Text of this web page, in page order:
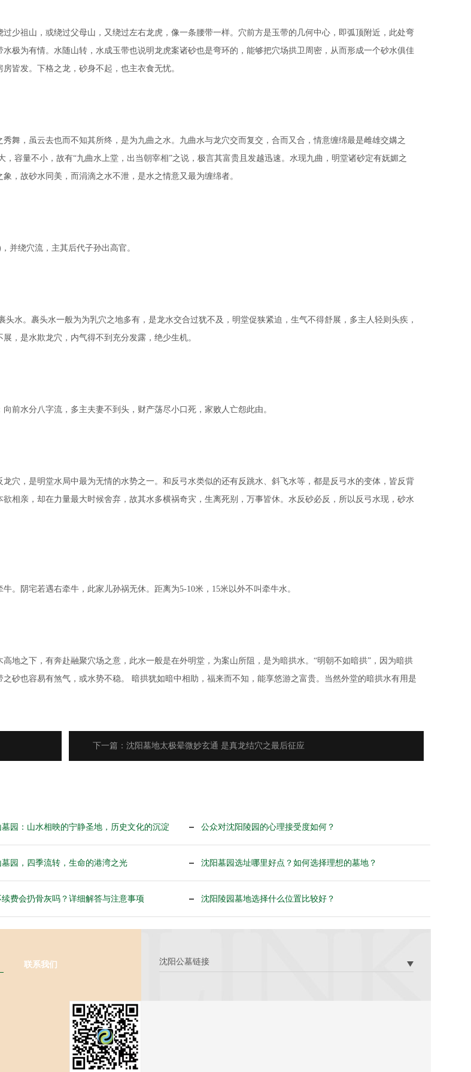
祖山，或绕过父母山，又绕过左右龙虎，像一条腰带一样。穴前方是玉带的几何中心，即弧顶附近，此处弯
极为有情。水随山转，水成玉带也说明龙虎案诸砂也是弯环的，能够把穴场拱卫周密，从而形成一个砂水俱佳
皆发。下格之龙，砂身不起，也主衣食无忧。
，虽云去也而不知其所终，是为九曲之水。九曲水与龙穴交而复交，合而又合，情意缠绵最是雌雄交媾之
容量不小，故有“九曲水上堂，出当朝宰相”之说，极言其富贵且发越迅速。水现九曲，明堂诸砂定有妩媚之
，故砂水同美，而涓滴之水不泄，是水之情意又最为缠绵者。
绕穴流，主其后代子孙出高官。
。裹头水一般为为乳穴之地多有，是龙水交合过犹不及，明堂促狭紧迫，生气不得舒展，多主人轻则头疾，
，是水欺龙穴，内气得不到充分发露，绝少生机。
水分八字流，多主夫妻不到头，财产荡尽小口死，家败人亡怨此由。
，是明堂水局中最为无情的水势之一。和反弓水类似的还有反跳水、斜飞水等，都是反弓水的变体，皆反背
相亲，却在力量最大时候舍弃，故其水多横祸奇灾，生离死别，万事皆休。水反砂必反，所以反弓水现，砂水
阴宅若遇右牵牛，此家儿孙祸无休。距离为5-10米，15米以外不叫牵牛水。
之下，有奔赴融聚穴场之意，此水一般是在外明堂，为案山所阻，是为暗拱水。“明朝不如暗拱”，因为暗拱
砂也容易有煞气，或水势不稳。 暗拱犹如暗中相助，福来而不知，能享悠游之富贵。当然外堂的暗拱水有用是
下一篇：沈阳墓地太极晕微妙玄通 是真龙结穴之最后征应
园：山水相映的宁静圣地，历史文化的沉淀 公众对沈阳陵园的心理接受度如何？
园，四季流转，生命的港湾之光 沈阳墓园选址哪里好点？如何选择理想的墓地？
费会扔骨灰吗？详细解答与注意事项 沈阳陵园墓地选择什么位置比较好？
联系我们 沈阳公墓链接